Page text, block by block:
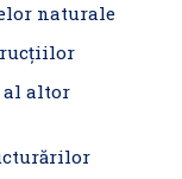
naturale
al altor